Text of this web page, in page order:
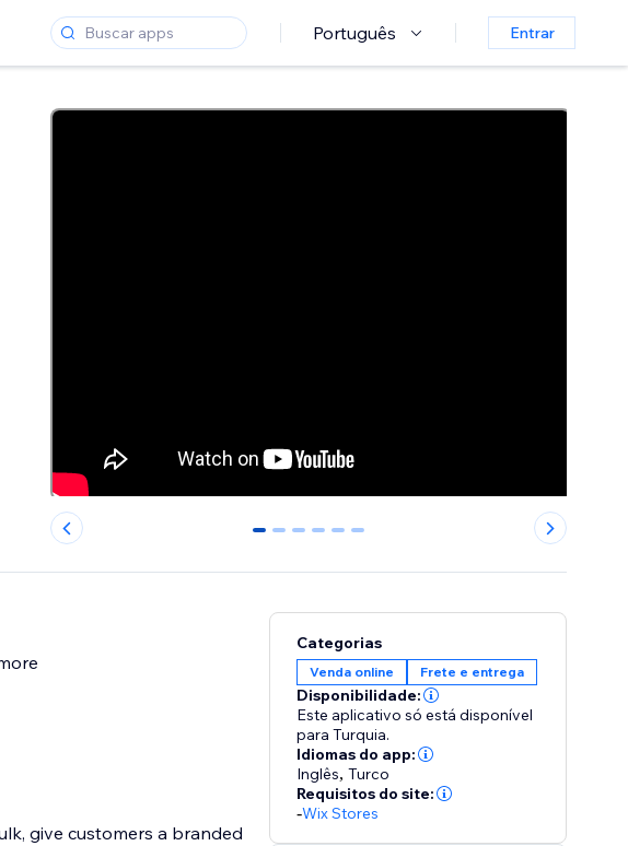
Português Entrar
0 1 2 3 4 5
give customers a branded
Categorias
Venda online Frete e entrega
Disponibilidade:
Este aplicativo só está disponível
para Turquia.
Idiomas do app:
Inglês,Turco
Requisitos do site:
-Wix Stores